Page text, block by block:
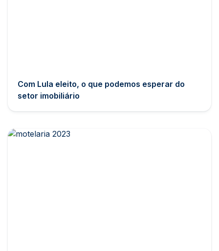
Com Lula eleito, o que podemos esperar do
setor imobiliário